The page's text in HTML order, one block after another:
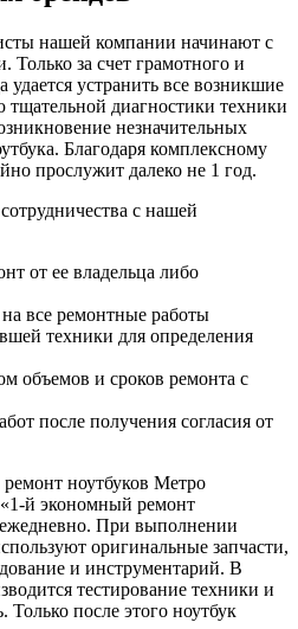
нашей компании начинают с
Только за счет грамотного и
удается устранить все возникшие
диагностики техники
незначительных
Благодаря комплексному
прослужит далеко не 1 год.
с нашей
от ее владельца либо
все ремонтные работы
техники для определения
объемов и сроков ремонта с
после получения согласия от
ноутбуков Метро
й экономный ремонт
При выполнении
оригинальные запчасти,
и инструментарий. В
тестирование техники и
Только после этого ноутбук